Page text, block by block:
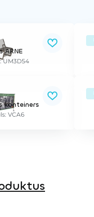
ARNE
UM3D54
konteiners
VCA6